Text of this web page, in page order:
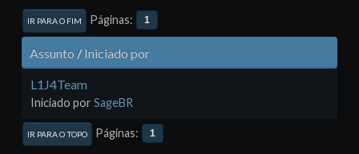
IR PARA O FIM Páginas 1
Assunto / Iniciado por
L1J4Team
Iniciado por SageBR
IR PARA O TOPO Páginas 1